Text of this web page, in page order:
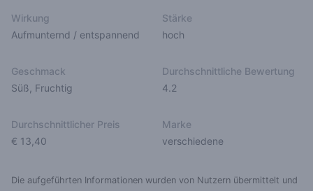
Wirkung
Aufmunternd / entspannend
Stärke
hoch
Geschmack
Süß Fruchtig
Durchschnittliche Bewertung
4.2
Durchschnittlicher Preis
€ 13,40
Marke
verschiedene
Die aufgeführten Informationen wurden von Nutzern übermittelt und